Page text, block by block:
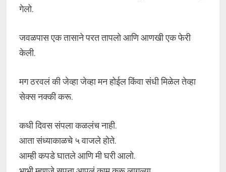
गेलो.
जवळपास एक तासाने परत तापलो आणि आणखी एक फेरी
केली.
मग ठरवलं की जेव्हा जेव्हा मन होईल किंवा संधी मिळेल तेव्हा
सेक्स नक्की करू.
कधी दिवस संपला कळलंच नाही.
आता संध्याकाळचे ५ वाजले होते.
आम्ही कपडे घातले आणि मी घरी आलो.